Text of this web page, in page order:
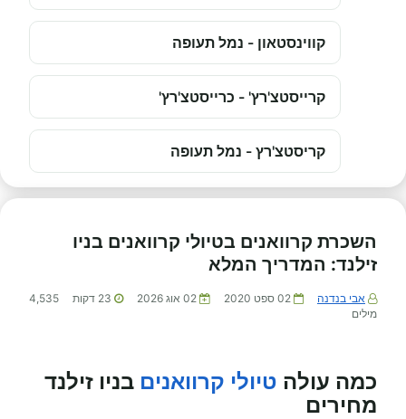
קווינסטאון - נמל תעופה
קרייסטצ'רץ' - כרייסטצ'רץ'
קריסטצ'רץ - נמל תעופה
השכרת קרוואנים בטיולי קרוואנים בניו
זילנד: המדריך המלא
אבי בנדנה 02 ספט 2020 02 אוג 2026 23 דקות
4,535
מילים
כמה עולה טיולי קרוואנים בניו זילנד
מחירים